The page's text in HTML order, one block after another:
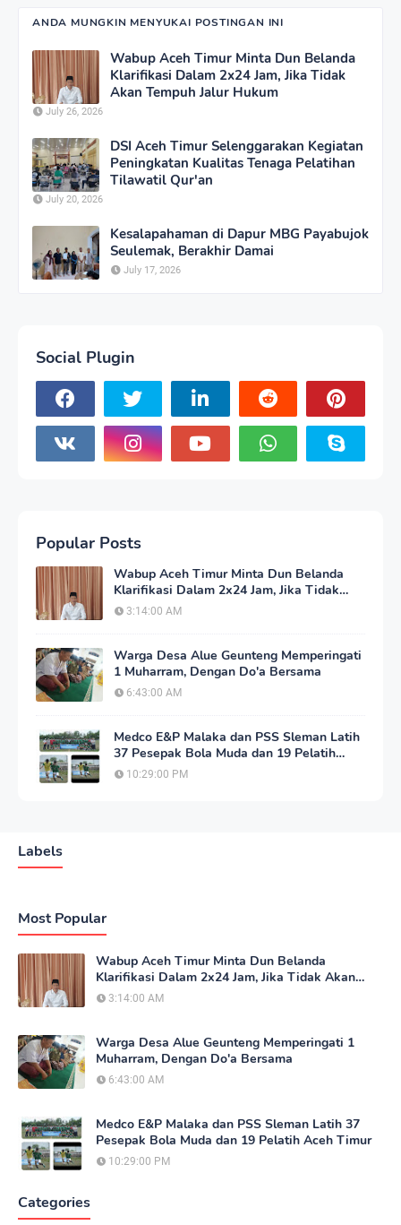
ANDA MUNGKIN MENYUKAI POSTINGAN INI
Wabup Aceh Timur Minta Dun Belanda
Klarifikasi Dalam 2x24 Jam, Jika Tidak
Akan Tempuh Jalur Hukum
July 26, 2026
DSI Aceh Timur Selenggarakan Kegiatan
Peningkatan Kualitas Tenaga Pelatihan
Tilawatil Qur'an
July 20, 2026
Kesalapahaman di Dapur MBG Payabujok
Seulemak, Berakhir Damai
July 17, 2026
Social Plugin
Popular Posts
Wabup Aceh Timur Minta Dun Belanda
Klarifikasi Dalam 2x24 Jam, Jika Tidak
Akan Tempuh Jalur Hukum
3:14:00 AM
Warga Desa Alue Geunteng Memperingati
1 Muharram, Dengan Do'a Bersama
6:43:00 AM
Medco E&P Malaka dan PSS Sleman Latih
37 Pesepak Bola Muda dan 19 Pelatih
Aceh Timur
10:29:00 PM
Labels
Most Popular
Wabup Aceh Timur Minta Dun Belanda
Klarifikasi Dalam 2x24 Jam, Jika Tidak Akan
Tempuh Jalur Hukum
3:14:00 AM
Warga Desa Alue Geunteng Memperingati 1
Muharram, Dengan Do'a Bersama
6:43:00 AM
Medco E&P Malaka dan PSS Sleman Latih 37
Pesepak Bola Muda dan 19 Pelatih Aceh Timur
10:29:00 PM
Categories